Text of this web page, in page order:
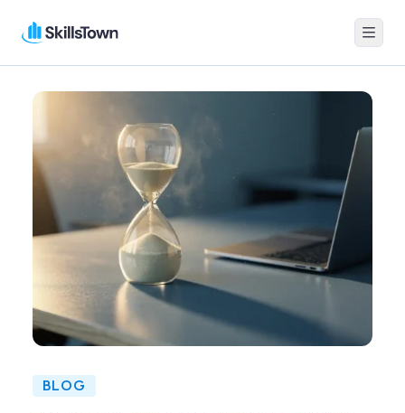
Menu
BLOG